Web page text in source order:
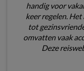
handig voor
keer regelen.
tot
omvatten vaak
Deze